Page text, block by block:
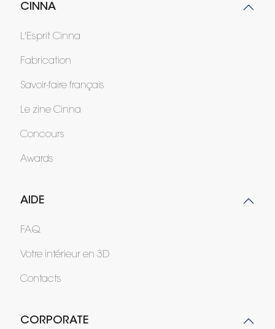
CINNA
L'Esprit Cinna
Fabrication
Savoir-faire français
Le zine Cinna
Concours
Awards
AIDE
FAQ
Votre intérieur en 3D
Contacts
CORPORATE